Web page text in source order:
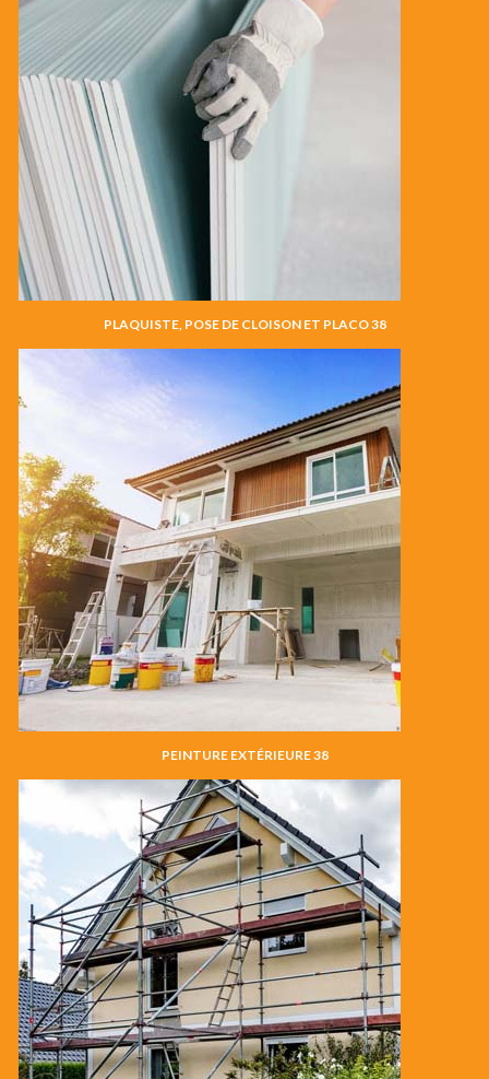
PLAQUISTE, POSE DE CLOISON ET PLACO 38
PEINTURE EXTÉRIEURE 38